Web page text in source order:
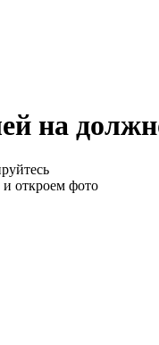
на
откроем фото